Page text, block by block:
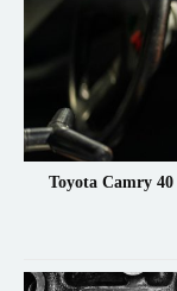
Toyota Camry